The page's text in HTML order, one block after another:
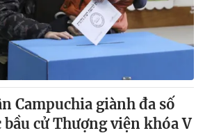
Podcast
Campuchia giành đa số
cử Thượng viện khóa V